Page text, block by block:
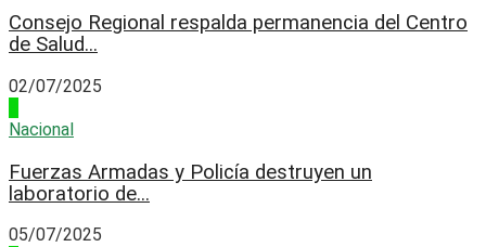
Consejo Regional respalda permanencia del Centro
de Salud...
02/07/2025
Nacional
Fuerzas Armadas y Policía destruyen un
laboratorio de...
05/07/2025